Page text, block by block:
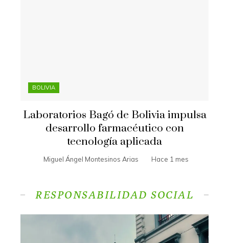
BOLIVIA
Laboratorios Bagó de Bolivia impulsa
desarrollo farmacéutico con
tecnología aplicada
Miguel Ángel Montesinos Arias Hace 1 mes
RESPONSABILIDAD SOCIAL